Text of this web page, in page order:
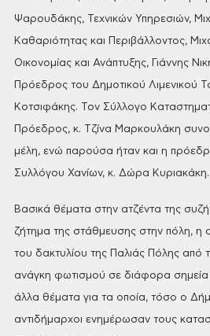
Ψαρουδάκης, Τεχνικών Υπηρεσιών,
Καθαριότητας και Περιβάλλοντος,
Οικονομίας και Ανάπτυξης, Γιάννης
Πρόεδρος του Δημοτικού Λιμενικού
Κοτσιφάκης. Τον Σύλλογο
Πρόεδρος, κ. Τζίνα Μαρκουλάκη
μέλη, ενώ παρούσα ήταν και η
Συλλόγου Χανίων, κ. Δώρα Κυριακάκη.
Βασικά θέματα στην ατζέντα της
ζήτημα της στάθμευσης στην πόλη, η
του δακτυλίου της Παλιάς Πόλης
ανάγκη φωτισμού σε διάφορα σημεία
άλλα θέματα για τα οποία, τόσο ο
αντιδήμαρχοι ενημέρωσαν τους